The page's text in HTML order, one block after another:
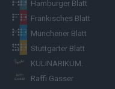
Hamburger Blatt
Fränkisches Blatt
Münchener Blatt
Stuttgarter Blatt
KULINARIKUM.
Raffi Gasser